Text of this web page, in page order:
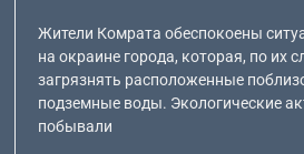
Жители Комрата обеспокоены
на окраине города, которая, по их
загрязнять расположенные
подземные воды. Экологические
побывали